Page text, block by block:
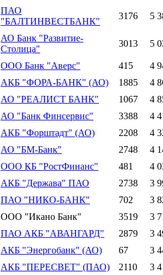
ПАО
"БАЛТИНВЕСТБАНК"
3176 5
АО Банк "Развитие-
Столица"
3013 5
ООО Банк "Аверс" 415
4
АКБ "ФОРА-БАНК" (АО) 1885
4
АО "РЕАЛИСТ БАНК" 1067
4
АО "Банк Финсервис" 3388
4
АКБ "Форштадт" (АО) 2208
4
АО "БМ-Банк" 2748
4
ООО КБ "РостФинанс" 481
4
АКБ "Держава" ПАО 2738
3
ПАО "НИКО-БАНК" 702
3
ООО "Икано Банк" 3519
3
ПАО АКБ "АВАНГАРД" 2879
3
АКБ "Энергобанк" (АО) 67
3
АКБ "ПЕРЕСВЕТ" (ПАО) 2110
3